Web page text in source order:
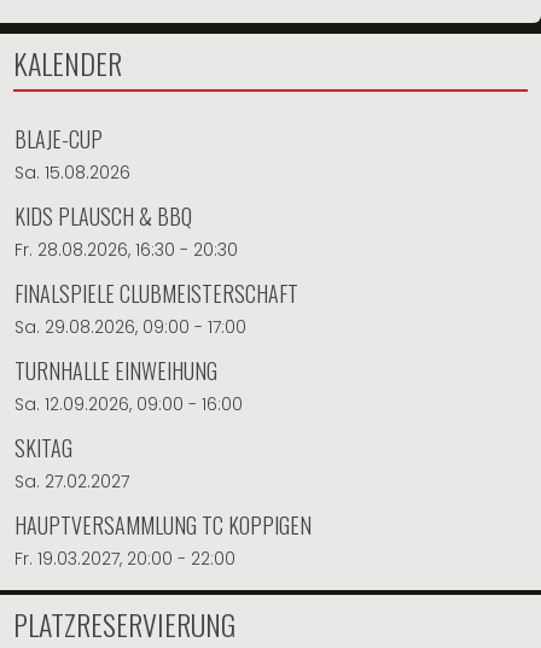
KALENDER
BLAJE-CUP
Sa. 15.08.2026
KIDS PLAUSCH & BBQ
Fr. 28.08.2026, 16:30 - 20:30
FINALSPIELE CLUBMEISTERSCHAFT
Sa. 29.08.2026, 09:00 - 17:00
TURNHALLE EINWEIHUNG
Sa. 12.09.2026, 09:00 - 16:00
SKITAG
Sa. 27.02.2027
HAUPTVERSAMMLUNG TC KOPPIGEN
Fr. 19.03.2027, 20:00 - 22:00
PLATZRESERVIERUNG